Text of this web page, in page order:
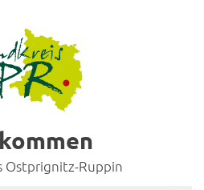
Ostprignitz-Ruppin